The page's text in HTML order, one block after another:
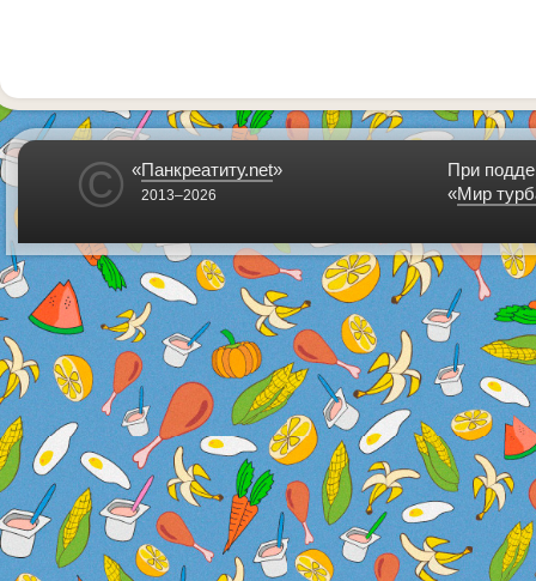
© «Панкреатиту.net»
2013–2026
При
«Мир